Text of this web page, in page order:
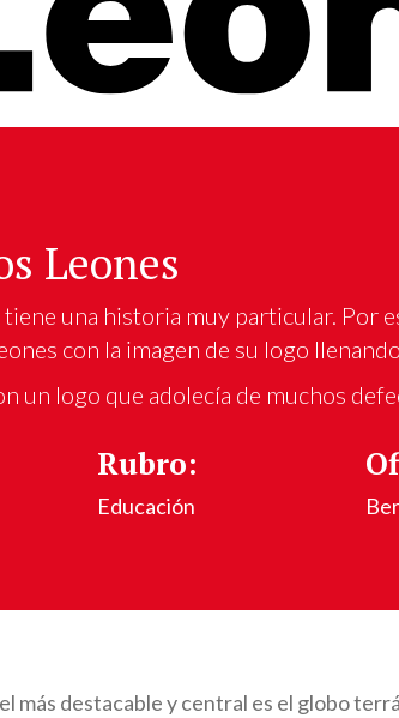
Leones
tiene una historia muy particular. Por
con la imagen de su logo
un logo que adolecía de muchos
Rubro:
Educación
más destacable y central es el globo